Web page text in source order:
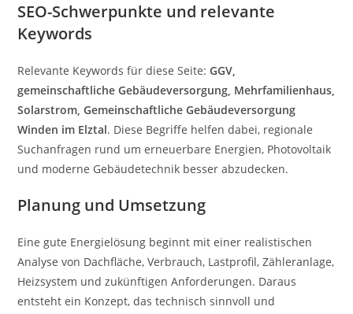
SEO-Schwerpunkte und relevante
Keywords
Relevante Keywords für diese Seite:GGV,
gemeinschaftliche Gebäudeversorgung, Mehrfamilienhaus,
Solarstrom, Gemeinschaftliche Gebäudeversorgung
Winden im Elztal. Diese Begriffe helfen dabei, regionale
Suchanfragen rund um erneuerbare Energien, Photovoltaik
und moderne Gebäudetechnik besser abzudecken.
Planung und Umsetzung
Eine gute Energielösung beginnt mit einer realistischen
Analyse von Dachfläche, Verbrauch, Lastprofil, Zähleranlage,
Heizsystem und zukünftigen Anforderungen. Daraus
entsteht ein Konzept, das technisch sinnvoll und